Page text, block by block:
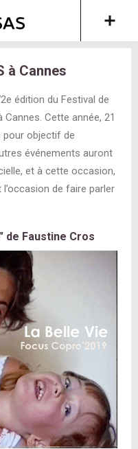
à Cannes
édition du Festival de
Cette année, 21
pour objectif de
événements auront
et à cette occasion,
de faire parler
de Faustine Cros